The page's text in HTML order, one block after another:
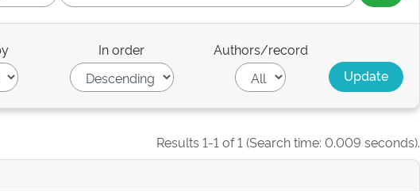
In order Authors/record
Results 1-1 of 1 (Search time: 0.009 seconds).